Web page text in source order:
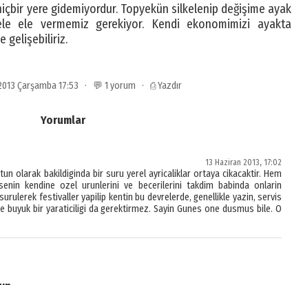
yere gidemiyordur. Topyekün silkelenip değişime ayak
ele vermemiz gerekiyor. Kendi ekonomimizi ayakta
gelişebiliriz.
Çarşamba 17:53 · 💬 1 yorum · ⎙ Yazdır
Yorumlar
13 Haziran 2013, 17:02
olarak bakildiginda bir suru yerel ayricaliklar ortaya cikacaktir. Hem
kendine ozel urunlerini ve becerilerini takdim babinda onlarin
festivaller yapilip kentin bu devrelerde, genellikle yazin, servis
bir yaraticiligi da gerektirmez. Sayin Gunes one dusmus bile. O